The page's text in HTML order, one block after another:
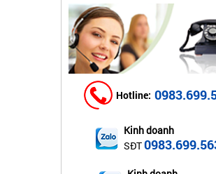
Hotline:
Kinh doanh
SĐT